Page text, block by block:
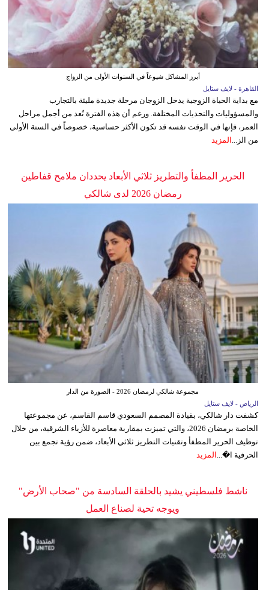
أبرز المشاكل شيوعاً في السنوات الأولى من الزواج
القاهرة - لايف ستايل
مع بداية الحياة الزوجية يدخل الزوجان مرحلة جديدة مليئة بالتجارب
والمسؤوليات والتحديات المختلفة. ورغم أن هذه الفترة تُعد من أجمل مراحل
العمر، فإنها في الوقت نفسه قد تكون الأكثر حساسية، خصوصاً في السنة الأولى
من الز...
المزيد
الحرير المطفأ والتطريز ثلاثي الأبعاد يحددان ملامح قفاطين
رمضان 2026 لدى شالكي
مجموعة شالكي لرمضان 2026 - الصورة من الدار
الرياض - لايف ستايل
كشفت دار شالكي، بقيادة المصمم السعودي قاسم القاسم، عن مجموعتها
الخاصة برمضان 2026، والتي تميزت بمقاربة معاصرة للأزياء الشرقية، من خلال
توظيف الحرير المطفأ وتقنيات التطريز ثلاثي الأبعاد، ضمن رؤية تجمع بين
الحرفية ا�... المزيد
ناشط فلسطيني يشيد بالحلقة السادسة من "صحاب الأرض"
ويوجه تحية لصناع العمل